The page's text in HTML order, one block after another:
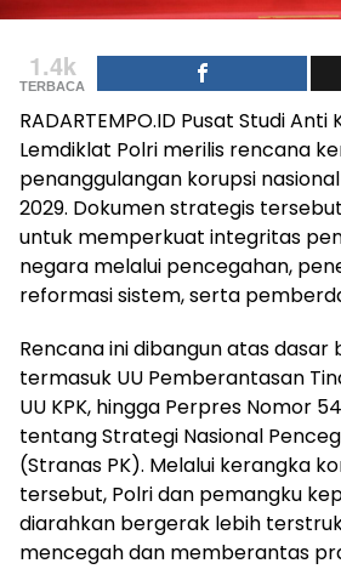
1.4k
TERBACA
RADARTEMPO.ID Pusat Studi Anti
Lemdiklat Polri merilis rencana
penanggulangan korupsi
2029. Dokumen strategis
untuk memperkuat integritas
negara melalui pencegahan,
reformasi sistem, serta
Rencana ini dibangun atas dasar
termasuk UU Pemberantasan
UU KPK, hingga Perpres Nomor
tentang Strategi Nasional
(Stranas PK). Melalui kerangka
tersebut, Polri dan pemangku
diarahkan bergerak lebih
mencegah dan memberantas